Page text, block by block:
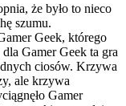
że ​​​​było to nieco
szumu.
Geek, którego
Gamer Geek ta gra
ciosów. Krzywa
ale krzywa
Gamer